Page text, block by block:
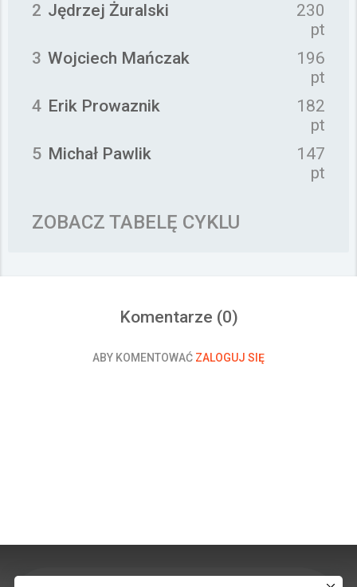
2 Jędrzej Żuralski
230
pt
3 Wojciech Mańczak
196
pt
4 Erik Prowaznik
182
pt
5 Michał Pawlik
147
pt
ZOBACZ TABELĘ CYKLU
Komentarze (0)
ABY KOMENTOWAĆ ZALOGUJ SIĘ